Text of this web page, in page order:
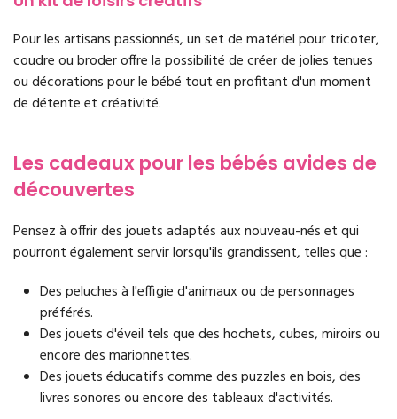
Pour les artisans passionnés, un set de matériel pour tricoter,
coudre ou broder offre la possibilité de créer de jolies tenues
ou décorations pour le bébé tout en profitant d'un moment
de détente et créativité.
Les cadeaux pour les bébés avides de
découvertes
Pensez à offrir des jouets adaptés aux nouveau-nés et qui
pourront également servir lorsqu'ils grandissent, telles que :
Des peluches à l'effigie d'animaux ou de personnages
préférés.
Des jouets d'éveil tels que des hochets, cubes, miroirs ou
encore des marionnettes.
Des jouets éducatifs comme des puzzles en bois, des
livres sonores ou encore des tableaux d'activités.